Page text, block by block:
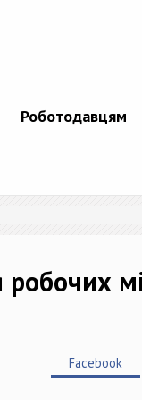
Роботодавцям
Facebook